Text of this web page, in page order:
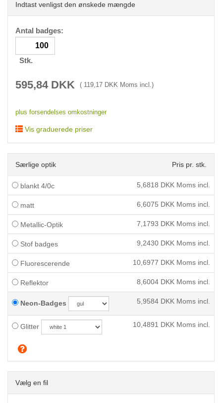
Indtast venligst den ønskede mængde
Antal badges:
Stk.
595,84 DKK ( 119,17 DKK Moms incl.)
plus forsendelses omkostninger
Vis graduerede priser
Særlige optik Pris pr. stk.
blankt 4/0c 5,6818 DKK Moms incl.
matt 6,6075 DKK Moms incl.
Metallic-Optik 7,1793 DKK Moms incl.
Stof badges 9,2430 DKK Moms incl.
Fluorescerende 10,6977 DKK Moms incl.
Reflektor 8,6004 DKK Moms incl.
Neon-Badges 5,9584 DKK Moms incl.
Glitter 10,4891 DKK Moms incl.
Vælg en fil